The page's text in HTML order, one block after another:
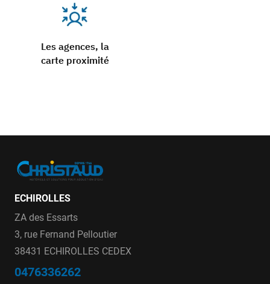
Les agences, la
carte proximité
ECHIROLLES
ZA des Essarts
3, rue Fernand Pelloutier
38431 ECHIROLLES CEDEX
0476336262